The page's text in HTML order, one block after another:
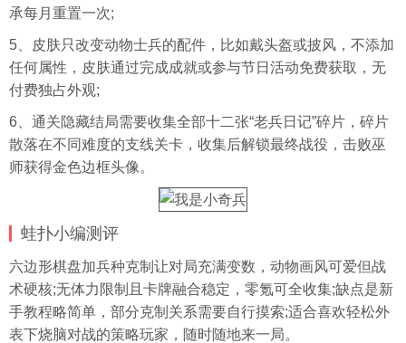
承每月重置一次;
5、皮肤只改变动物士兵的配件，比如戴头盔或披风，不添加
任何属性，皮肤通过完成成就或参与节日活动免费获取，无
付费独占外观;
6、通关隐藏结局需要收集全部十二张“老兵日记”碎片，碎片
散落在不同难度的支线关卡，收集后解锁最终战役，击败巫
师获得金色边框头像 。
蛙扑小编测评
六边形棋盘加兵种克制让对局充满变数，动物画风可爱但战
术硬核;无体力限制且卡牌融合稳定，零氪可全收集;缺点是新
手教程略简单，部分克制关系需要自行摸索;适合喜欢轻松外
表下烧脑对战的策略玩家，随时随地来一局。